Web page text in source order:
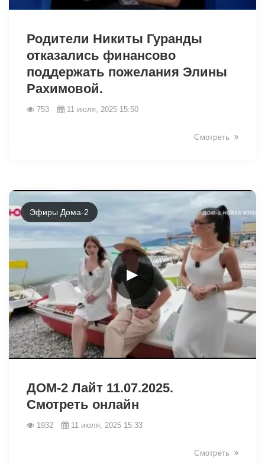
Родители Никиты Гуранды
отказались финансово
поддержать пожелания Элины
Рахимовой.
753 11 июля, 2025 15:50
Смотреть
►
Эфиры Дома-2
ДОМ-2 Лайт 11.07.2025.
Смотреть онлайн
1932 11 июля, 2025 15:33
Смотреть